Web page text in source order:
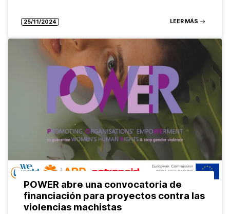
25/11/2024 LEER MÁS
POWER abre una convocatoria de
financiación para proyectos contra las
violencias machistas